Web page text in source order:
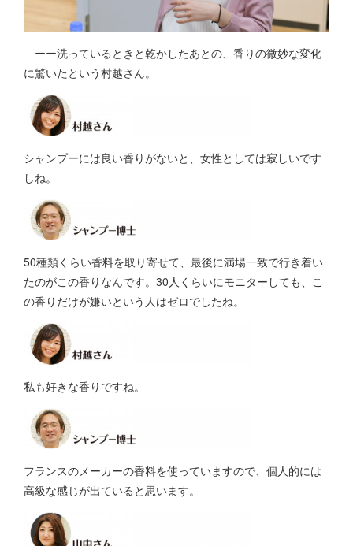
ーー洗っているときと乾かしたあとの、香りの微妙な変化
に驚いたという村越さん。
シャンプーには良い香りがないと、女性としては寂しいです
しね。
50種類くらい香料を取り寄せて、最後に満場一致で行き着い
たのがこの香りなんです。30人くらいにモニターしても、こ
の香りだけが嫌いという人はゼロでしたね。
私も好きな香りですね。
フランスのメーカーの香料を使っていますので、個人的には
高級な感じが出ていると思います。